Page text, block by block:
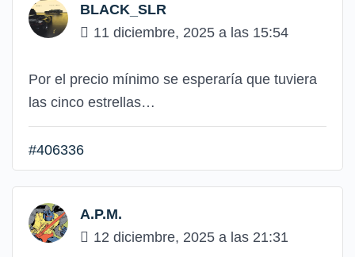
BLACK_SLR
11 diciembre, 2025 a las 15:54
Por el precio mínimo se esperaría que tuviera
las cinco estrellas…
#406336
A.P.M.
12 diciembre, 2025 a las 21:31